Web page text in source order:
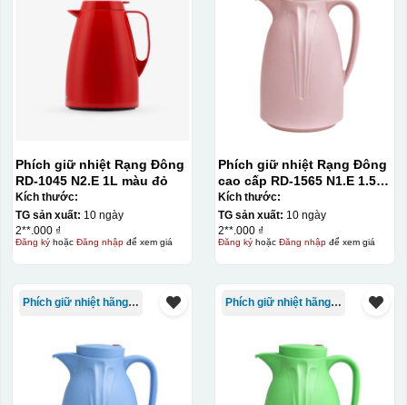
In lưới
thuật in ấn sử dụng một tấm lưới được phủ hóa chất cảm
quang, trong đó hình ảnh cần in được phơi sáng tạo
thành khuôn. Mực in được đẩy qua các lỗ nhỏ trên lưới
Phích giữ nhiệt Rạng Đông
RD-1045 N2.E 1L màu đỏ
Kích thước:
TG sản xuất: 10 ngày
2**.000 ₫
Đăng kýhoặc Đăng nhậpđể xem giá
Phích giữ nhiệt Rạng Đông
cao cấp RD-1565 N1.E 1.5L
màu hồng
Kích thước:
TG sản xuất: 10 ngày
2**.000 ₫
Đăng kýhoặc Đăng nhậpđể xem giá
Phích giữ nhiệt hãng Rạng Đông Phích giữ nhiệt hãng Rạng Đông